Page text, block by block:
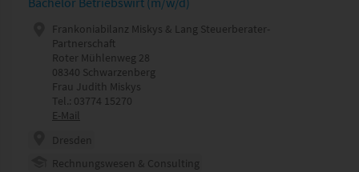
Frankoniabilanz Miskys & Lang Steuerberater-
Partnerschaft
Roter Mühlenweg 28
08340 Schwarzenberg
Frau Judith Miskys
Tel.: 03774 15270
E-Mail
Dresden
Rechnungswesen & Consulting